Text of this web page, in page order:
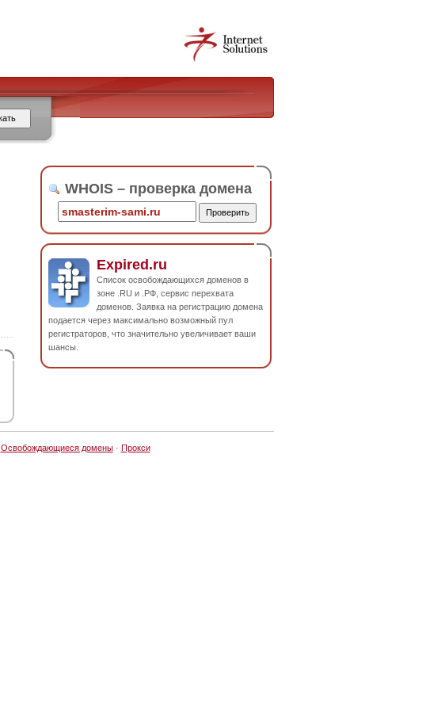
WHOIS – проверка домена
Expired.ru
Список освобождающихся доменов в
зоне .RU и .РФ, сервис перехвата
доменов. Заявка на регистрацию домена
подается через максимально возможный пул
регистраторов, что значительно увеличивает ваши
шансы.
Освобождающиеся домены· Прокси